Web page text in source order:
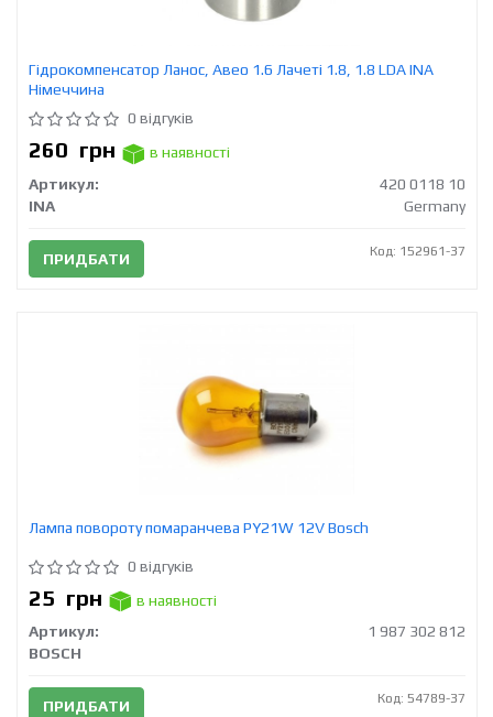
Гідрокомпенсатор Ланос, Авео 1.6 Лачеті 1.8, 1.8 LDA INA
Німеччина
0 відгуків
260 грн
в наявності
Артикул:
420 0118 10
INA
Germany
ПРИДБАТИ Код: 152961-37
Лампа повороту помаранчева PY21W 12V Bosch
0 відгуків
25 грн
в наявності
Артикул:
1 987 302 812
BOSCH
ПРИДБАТИ Код: 54789-37